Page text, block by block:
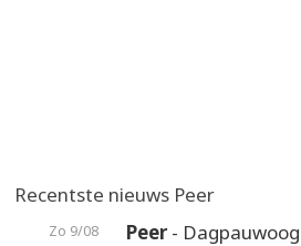
Recentste nieuws Peer
Zo 9/08 Peer-